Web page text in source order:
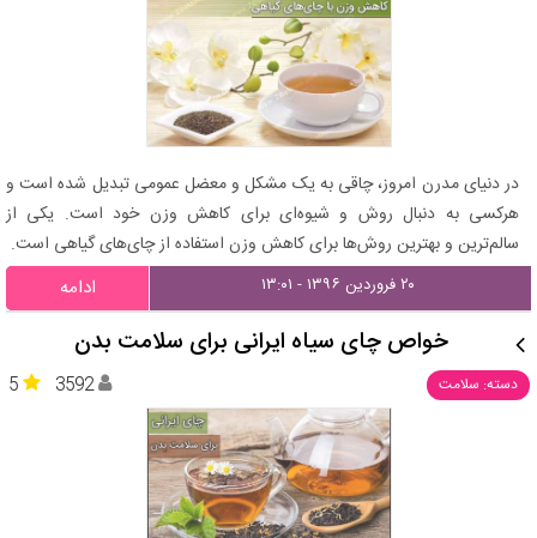
در دنیای مدرن امروز، چاقی به یک مشکل و معضل عمومی تبدیل شده است و
هرکسی به دنبال روش و شیوه‌ای برای کاهش وزن خود است. یکی از
سالم‌ترین و بهترین روش‌ها برای کاهش وزن استفاده از چای‌های گیاهی است.
۲۰ فروردین ۱۳۹۶ - ۱۳:۰۱ ادامه
خواص چای سیاه ایرانی برای سلامت بدن
دسته: سلامت 5 3592